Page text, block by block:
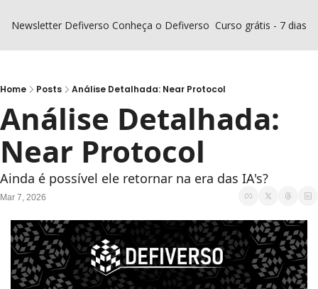
Newsletter Defiverso Conheça o Defiverso Curso grátis - 7 dias
Home Posts Análise Detalhada: Near Protocol
Análise Detalhada:
Near Protocol
Ainda é possível ele retornar na era das IA's?
Mar 7, 2026